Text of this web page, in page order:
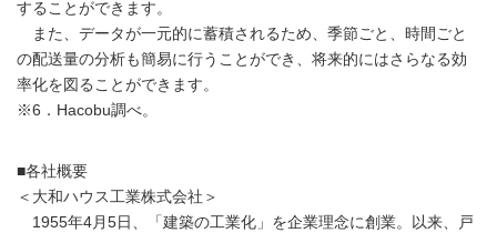
することができます。
また、データが一元的に蓄積されるため、季節ごと、時間ごと
の配送量の分析も簡易に行うことができ、将来的にはさらなる効
率化を図ることができます。
※6．Hacobu調べ。
■各社概要
＜大和ハウス工業株式会社＞
1955年4月5日、「建築の工業化」を企業理念に創業。以来、戸